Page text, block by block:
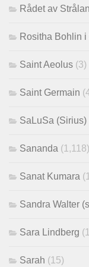
Rådet av
Rositha Bohlin i
Saint Aeolus (3)
Saint Germain
SaLuSa (Sirius)
Sananda (1,118)
Sanat Kumara
Sandra Walter
Sara Lindberg
Sarah (15)